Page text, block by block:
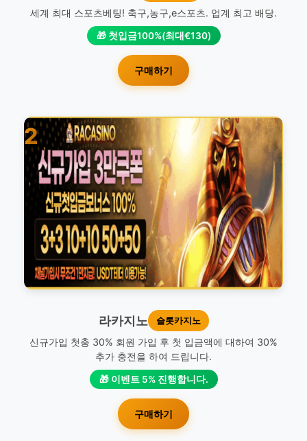
세계 최대 스포츠베팅! 축구,농구,e스포츠. 업계 최고 배당.
🎁 첫입금100%(최대€130)
구매하기
2
라카지노 슬롯카지노
신규가입 첫충 30% 회원 가입 후 첫 입금액에 대하여 30%
추가 충전을 하여 드립니다.
🎁 이벤트 5% 진행합니다.
구매하기